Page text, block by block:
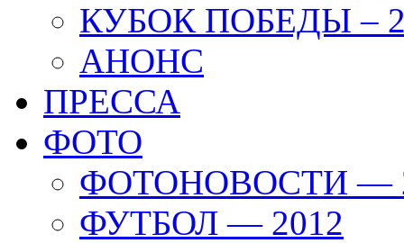
КУБОК ПОБЕДЫ –
АНОНС
ПРЕССА
ФОТО
ФОТОНОВОСТИ —
ФУТБОЛ — 2012